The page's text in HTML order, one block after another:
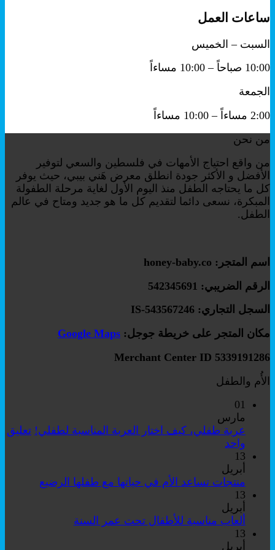
ساعات العمل
السبت – الخميس
10:00 صباحاً – 10:00 مساءاً
الجمعة
2:00 مساءاً – 10:00 مساءاً
من نحن
من واقع احتياج الأمهات في فلسطين والسعي لتوفير
الأفضل و الأكثر جودة انطلق معرض هَني بيبي، حيث يوفر
كل ما يحتاجه الطفل منذ اليوم الأول لغاية مرحلة الطفولة
المبكرة، نسعى دائما لتقديم كل ما هو جديد ومتاح في عالم
الطفل.
اسم المتجر: honey-baby.co
الرقم الضريبي: 542345691
السجل التجاري: IS-543567246
مكان المتجر على خريطة جوجل: Google Maps
Merchant Center ID 5339191286
الأُم والطفل
01
مارس
عربة طفلي، كيف اختار العربة المناسبة لطفلي! تعليق
واحد
طفلي،
كيف
العربة
المناسبة
13
أبريل
منتجات تساعد الأم في حياتها مع طفلها الرضيع
13
أبريل
ألعاب مناسبة للأطفال تحت عمر السنة
13
أبريل